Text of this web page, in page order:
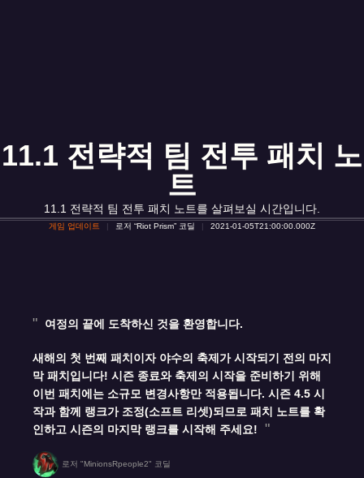
11.1 전략적 팀 전투 패치 노
트
11.1 전략적 팀 전투 패치 노트를 살펴보실 시간입니다.
게임 업데이트 로저 “Riot Prism” 코딜 2021-01-05T21:00:00.000Z
여정의 끝에 도착하신 것을 환영합니다.
새해의 첫 번째 패치이자 야수의 축제가 시작되기 전의 마지
막 패치입니다! 시즌 종료와 축제의 시작을 준비하기 위해
이번 패치에는 소규모 변경사항만 적용됩니다. 시즌 4.5 시
작과 함께 랭크가 조정(소프트 리셋)되므로 패치 노트를 확
인하고 시즌의 마지막 랭크를 시작해 주세요!
로저 "MinionsRpeople2" 코딜